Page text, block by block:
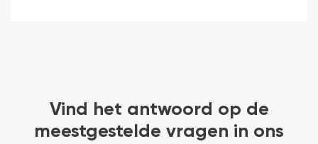
Vind het antwoord op de
meestgestelde vragen in ons